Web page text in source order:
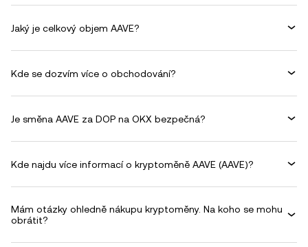
Jaký je celkový objem AAVE?
Kde se dozvím více o obchodování?
Je směna AAVE za DOP na OKX bezpečná?
Kde najdu více informací o kryptoměně AAVE (AAVE)?
Mám otázky ohledně nákupu kryptoměny. Na koho se mohu
obrátit?